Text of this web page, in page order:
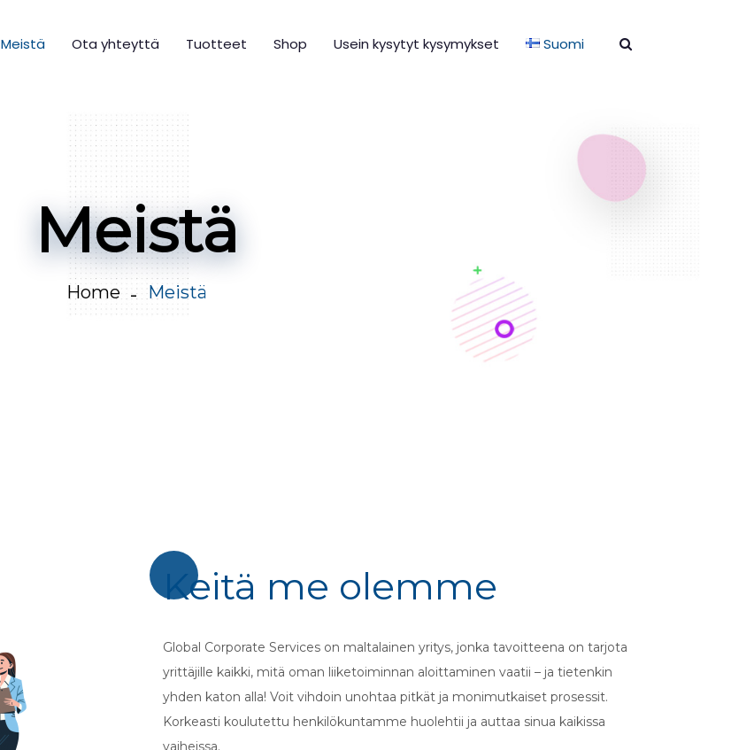
Meistä Ota yhteyttä Tuotteet Shop Usein kysytyt kysymykset Suomi
Meistä
Home Meistä
Keitä me olemme
Global Corporate Services on maltalainen yritys, jonka tavoitteena on tarjota
yrittäjille kaikki, mitä oman liiketoiminnan aloittaminen vaatii – ja tietenkin
yhden katon alla! Voit vihdoin unohtaa pitkät ja monimutkaiset prosessit.
Korkeasti koulutettu henkilökuntamme huolehtii ja auttaa sinua kaikissa
vaiheissa.